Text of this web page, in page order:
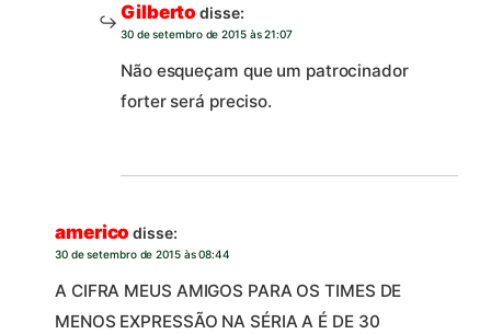
Gilberto disse:
30 de setembro de 2015 às 21:07
Não esqueçam que um patrocinador
forter será preciso.
americo disse:
30 de setembro de 2015 às 08:44
A CIFRA MEUS AMIGOS PARA OS TIMES DE
MENOS EXPRESSÃO NA SÉRIA A É DE 30